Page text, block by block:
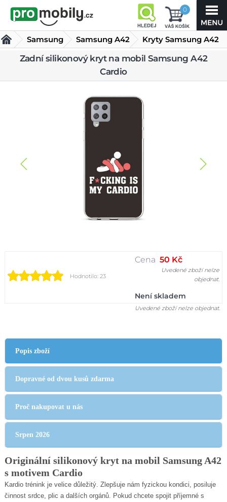
0
Samsung Samsung A42
Kryty Samsung A42
Zadní silikonový
Zadní silikonový kryt na mobil Samsung A42
Cardio
Hodnotilo: 23
Cena 50 Kč
Uvedené zboží nelze
objednat.
Není skladem
Uvedené zboží nelze objednat.
Popis zboží
Dopravné od dvou kusů zdarma
Proč nakupovat u nás
Srpen 2026
Originální silikonový kryt na mobil Samsung A42
s motivem Cardio
Kardio trénink je velice důležitý. Zlepšuje nám fyzickou kondici, posiluje
činnost srdce, plic a dalších orgánů. Pokud chcete spojit příjemné s